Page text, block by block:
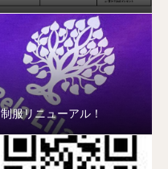
制服リニューアル！